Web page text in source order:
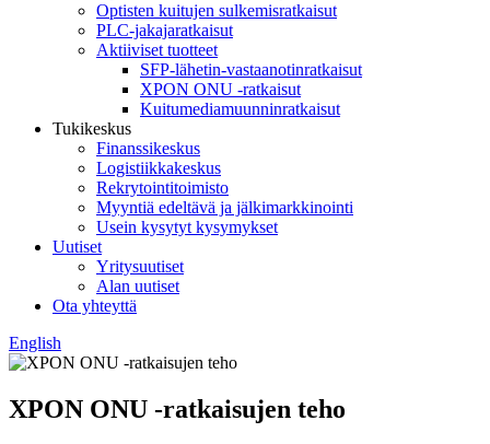
Optisten kuitujen sulkemisratkaisut
PLC-jakajaratkaisut
Aktiiviset tuotteet
SFP-lähetin-vastaanotinratkaisut
XPON ONU -ratkaisut
Kuitumediamuunninratkaisut
Tukikeskus
Finanssikeskus
Logistiikkakeskus
Rekrytointitoimisto
Myyntiä edeltävä ja jälkimarkkinointi
Usein kysytyt kysymykset
Uutiset
Yritysuutiset
Alan uutiset
Ota yhteyttä
English
XPON ONU -ratkaisujen teho